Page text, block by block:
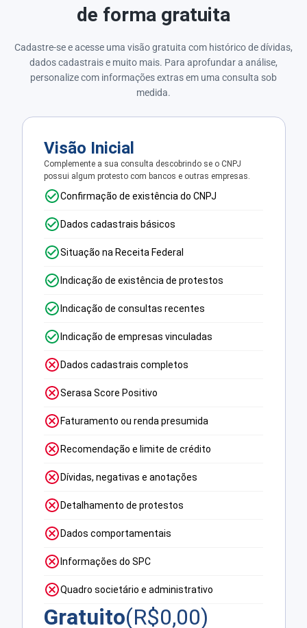
de forma gratuita
Cadastre-se e acesse uma visão gratuita com histórico de dívidas,
dados cadastrais e muito mais. Para aprofundar a análise,
personalize com informações extras em uma consulta sob
medida.
Visão Inicial
Complemente a sua consulta descobrindo se o CNPJ
possui algum protesto com bancos e outras empresas.
Confirmação de existência do CNPJ
Dados cadastrais básicos
Situação na Receita Federal
Indicação de existência de protestos
Indicação de consultas recentes
Indicação de empresas vinculadas
Dados cadastrais completos
Serasa Score Positivo
Faturamento ou renda presumida
Recomendação e limite de crédito
Dívidas, negativas e anotações
Detalhamento de protestos
Dados comportamentais
Informações do SPC
Quadro societário e administrativo
Gratuito(R$0,00)